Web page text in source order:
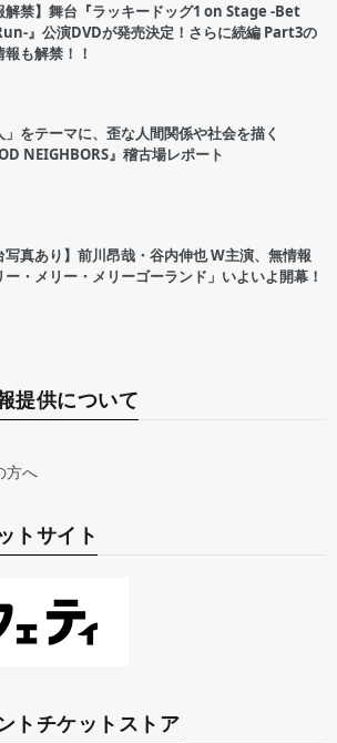
解禁】舞台『ラッキードッグ1 on Stage -Bet
』公演DVDが発売決定！さらに続編 Part3の
も解禁！！
」をテーマに、歪な人間関係や社会を描く
NEIGHBORS』稽古場レポート
写真あり】前川昂哉・谷内伸也 W主演、無情報
ー・メリー・メリーゴーランド」いよいよ開幕！
提供について
方へ
トサイト
トチケットストア